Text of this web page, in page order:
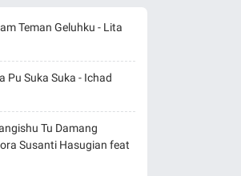
Teman Geluhku - Lita
Pu Suka Suka - Ichad
Tu Damang
Susanti Hasugian feat